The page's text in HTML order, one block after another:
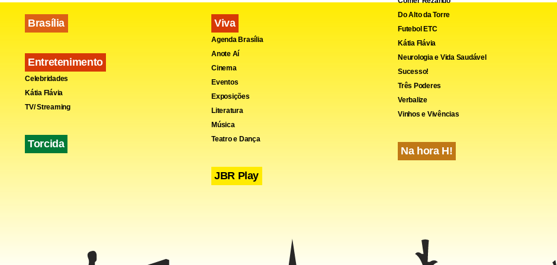
Fenômeno editorial lançado em 2011, a trama de Cinquenta Tons de Cinza, primeiro
Brasília
Entretenimento
Celebridades
Kátia Flávia
TV/ Streaming
Torcida
Viva
Agenda Brasília
Anote Aí
Cinema
Eventos
Exposições
Literatura
Música
Teatro e Dança
JBR Play
Do Alto da Torre
Futebol ETC
Kátia Flávia
Neurologia e Vida Saudável
Sucesso!
Três Poderes
Verbalize
Vinhos e Vivências
Na hora H!